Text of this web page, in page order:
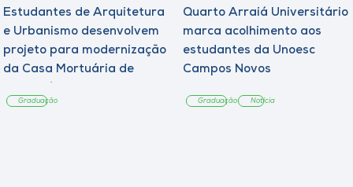
Estudantes de Arquitetura
e Urbanismo desenvolvem
projeto para modernização
da Casa Mortuária de
Graduação
Quarto Arraiá Universitário
marca acolhimento aos
estudantes da Unoesc
Campos Novos
Graduação Notícia